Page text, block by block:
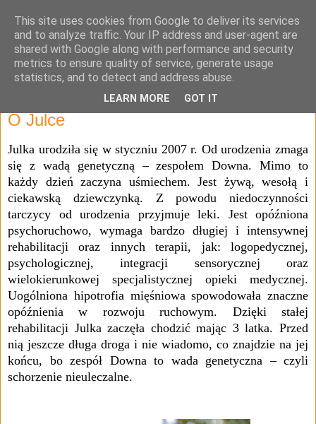
Julia Adamowska
O Julce
Julka urodziła się w styczniu 2007 r. Od urodzenia zmaga
się z wadą genetyczną – zespołem Downa. Mimo to
każdy dzień zaczyna uśmiechem. Jest żywą, wesołą i
ciekawską dziewczynką. Z powodu niedoczynności
tarczycy od urodzenia przyjmuje leki. Jest opóźniona
psychoruchowo, wymaga bardzo długiej i intensywnej
rehabilitacji oraz innych terapii, jak: logopedycznej,
psychologicznej, integracji sensorycznej oraz
wielokierunkowej specjalistycznej opieki medycznej.
Uogólniona hipotrofia mięśniowa spowodowała znaczne
opóźnienia w rozwoju ruchowym. Dzięki stałej
rehabilitacji Julka zaczęła chodzić mając 3 latka. Przed
nią jeszcze długa droga i nie wiadomo, co znajdzie na jej
końcu, bo zespół Downa to wada genetyczna – czyli
schorzenie nieuleczalne.
This site uses cookies from Google to deliver its services
and to analyze traffic. Your IP address and user-agent are
shared with Google along with performance and security
metrics to ensure quality of service, generate usage
statistics, and to detect and address abuse.
LEARN MORE GOT IT